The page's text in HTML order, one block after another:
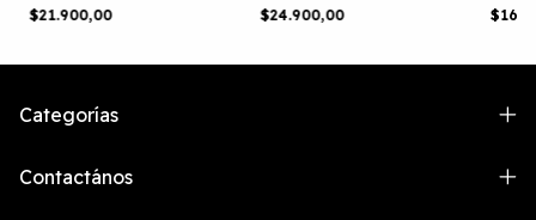
LALI (916)
$21.900,00
Y ENCAJE SEXY LALI
(2001)
$24.900,00
Categorías
Contactános